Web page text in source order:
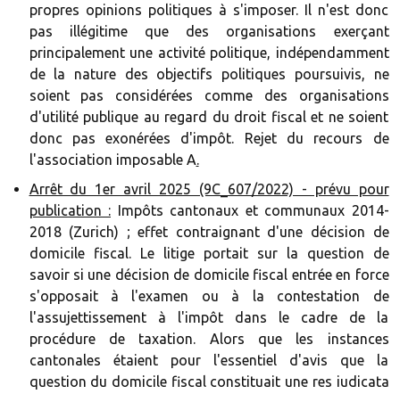
propres opinions politiques à s'imposer. Il n'est donc
pas illégitime que des organisations exerçant
principalement une activité politique, indépendamment
de la nature des objectifs politiques poursuivis, ne
soient pas considérées comme des organisations
d'utilité publique au regard du droit fiscal et ne soient
donc pas exonérées d'impôt. Rejet du recours de
l'association imposable A.‍
Arrêt du 1er avril 2025 (9C_607/2022) - prévu pour
publication : Impôts cantonaux et communaux 2014-
2018 (Zurich) ; effet contraignant d'une décision de
domicile fiscal. Le litige portait sur la question de
savoir si une décision de domicile fiscal entrée en force
s'opposait à l'examen ou à la contestation de
l'assujettissement à l'impôt dans le cadre de la
procédure de taxation. Alors que les instances
cantonales étaient pour l'essentiel d'avis que la
question du domicile fiscal constituait une res iudicata